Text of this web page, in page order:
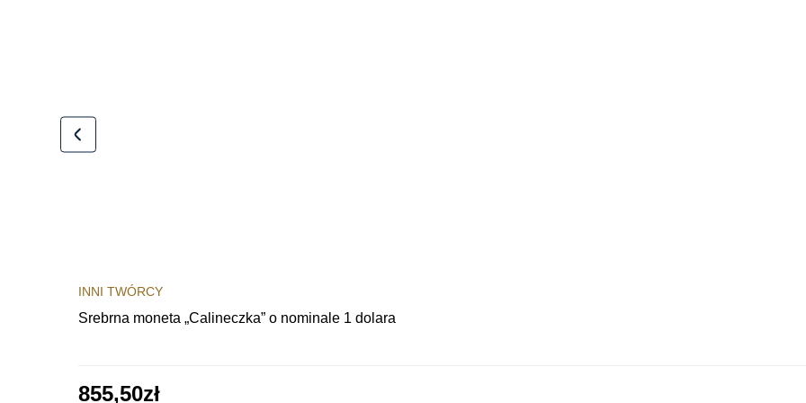
INNI TWÓRCY
Srebrna moneta „Calineczka” o nominale 1 dolara
855,50zł